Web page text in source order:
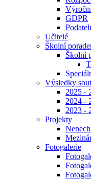
GDPR
Učitelé
Školní
Školní
Výsledky
2025 -
2024 -
2023 -
Projekty
Fotogalerie